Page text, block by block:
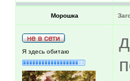
Морошка
Я здесь обитаю